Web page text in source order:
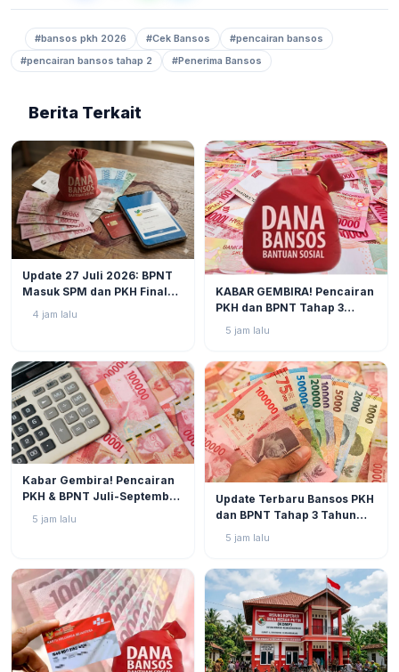
#bansos pkh 2026 #Cek Bansos
#pencairan bansos
#pencairan bansos tahap 2
#Penerima Bansos
Berita Terkait
Update 27 Juli 2026: BPNT
Masuk SPM dan PKH Final
Closing, Kapan Uang Bansos
Rp600.000 Benar-benar
4 jam lalu
KABAR GEMBIRA! Pencairan
PKH dan BPNT Tahap 3
5 jam lalu
Kabar Gembira! Pencairan
PKH & BPNT Juli-September
2026 Kian Dekat, Status SPM
Muncul!
5 jam lalu
Update Terbaru Bansos PKH
dan BPNT Tahap 3 Tahun
2026: Progres di Akhir Juli
Semakin Mendekati
5 jam lalu